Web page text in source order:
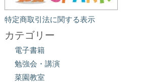
特定商取引法に関する表示
カテゴリー
電子書籍
勉強会・講演
菜園教室